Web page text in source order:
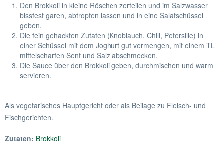
Den Brokkoli in kleine Röschen zerteilen und im Salzwasser
bissfest garen, abtropfen lassen und in eine Salatschüssel
geben.
Die fein gehackten Zutaten (Knoblauch, Chili, Petersilie) in
einer Schüssel mit dem Joghurt gut vermengen, mit einem TL
mittelscharfen Senf und Salz abschmecken.
Die Sauce über den Brokkoli geben, durchmischen und warm
servieren.
Als vegetarisches Hauptgericht oder als Beilage zu Fleisch- und
Fischgerichten.
Zutaten: Brokkoli